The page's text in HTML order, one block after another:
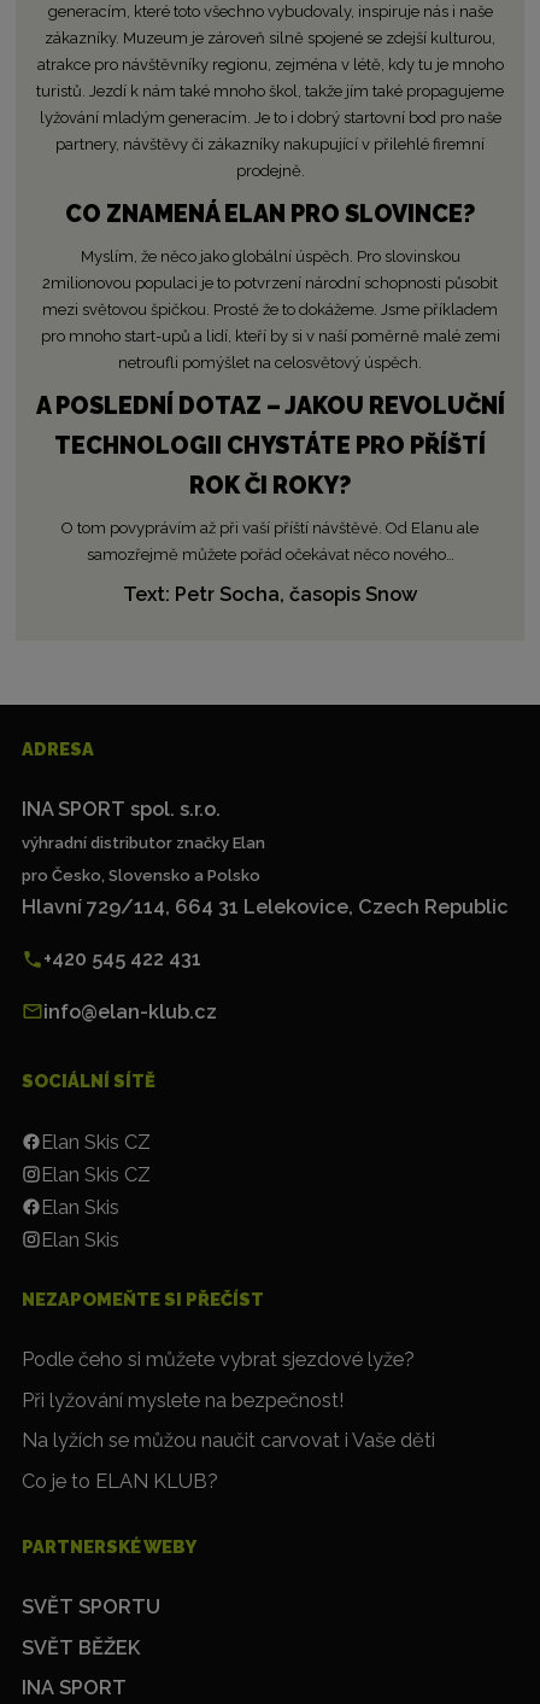
generacím, které toto všechno vybudovaly, inspiruje nás i naše
zákazníky. Muzeum je zároveň silně spojené se zdejší kulturou,
atrakce pro návštěvníky regionu, zejména v létě, kdy tu je mnoho
turistů. Jezdí k nám také mnoho škol, takže jím také propagujeme
lyžování mladým generacím. Je to i dobrý startovní bod pro naše
partnery, návštěvy či zákazníky nakupující v přilehlé firemní
prodejně.
CO ZNAMENÁ ELAN PRO SLOVINCE?
Myslím, že něco jako globální úspěch. Pro slovinskou
2milionovou populaci je to potvrzení národní schopnosti působit
mezi světovou špičkou. Prostě že to dokážeme. Jsme příkladem
pro mnoho start-upů a lidí, kteří by si v naší poměrně malé zemi
netroufli pomýšlet na celosvětový úspěch.
A POSLEDNÍ DOTAZ – JAKOU REVOLUČNÍ
TECHNOLOGII CHYSTÁTE PRO PŘÍŠTÍ
ROK ČI ROKY?
O tom povyprávím až při vaší příští návštěvě. Od Elanu ale
samozřejmě můžete pořád očekávat něco nového…
Text: Petr Socha, časopis Snow
ADRESA
INA SPORT spol. s.r.o.
výhradní distributor značky Elan
pro Česko, Slovensko a Polsko
Hlavní 729/114, 664 31 Lelekovice, Czech Republic
+420 545 422 431
info@elan-klub.cz
SOCIÁLNÍ SÍTĚ
Elan Skis CZ
Elan Skis CZ
Elan Skis
Elan Skis
NEZAPOMEŇTE SI PŘEČÍST
Podle čeho si můžete vybrat sjezdové lyže?
Při lyžování myslete na bezpečnost!
Na lyžích se můžou naučit carvovat i Vaše děti
Co je to ELAN KLUB?
PARTNERSKÉ WEBY
SVĚT SPORTU
SVĚT BĚŽEK
INA SPORT